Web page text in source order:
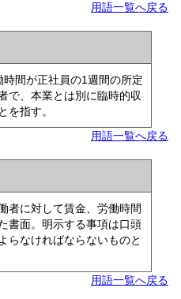
用語一覧へ戻る
間が正社員の1週間の所定
で、本業とは別に臨時的収
を指す。
用語一覧へ戻る
者に対して賃金、労働時間
書面。明示する事項は口頭
らなければならないものと
用語一覧へ戻る